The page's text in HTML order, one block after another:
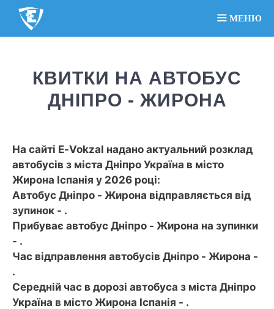
МЕНЮ
КВИТКИ НА АВТОБУС
ДНІПРО - ЖИРОНА
На сайті E-Vokzal надано актуальний розклад
автобусів з міста Дніпро Україна в місто
Жирона Іспанія у 2026 році:
Автобус Дніпро - Жирона відправляється від
зупинок - .
Прибуває автобус Дніпро - Жирона на зупинки
- .
Час відправлення автобусів Дніпро - Жирона -
.
Середній час в дорозі автобуса з міста Дніпро
Україна в місто Жирона Іспанія - .